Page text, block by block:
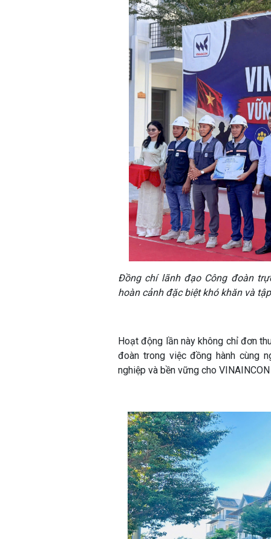
Đồng chí lãnh đạo Công đoàn
hoàn cảnh đặc biệt khó khăn và
Hoạt động lần này không chỉ đơn
đoàn trong việc đồng hành cùng
nghiệp và bền vững cho